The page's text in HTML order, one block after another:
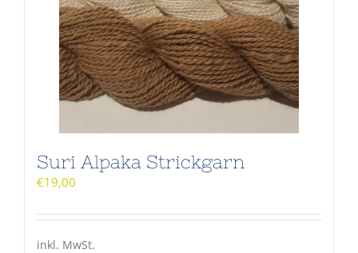
Suri Alpaka Strickgarn
€19,00
inkl. MwSt.